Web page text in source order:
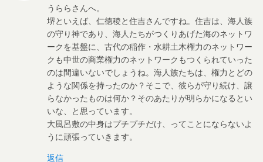
うららさんへ。
堺といえば、仁徳稜と住吉さんですね。住吉は、海人族
の守り神であり、海人たちがつくりあげた海のネットワ
ークを基盤に、古代の稲作・水耕土木権力のネットワー
クも中世の商業権力のネットワークもつくられていった
のは間違いないでしょうね。海人族たちは、権力とどの
ような関係を持ったのか？そこで、彼らが守り続け、譲
らなかったものは何か？そのあたりが明らかになるとい
いな、と思っています。
大風呂敷の中身はプチプチだけ、ってことにならないよ
うに頑張っていきます。
返信